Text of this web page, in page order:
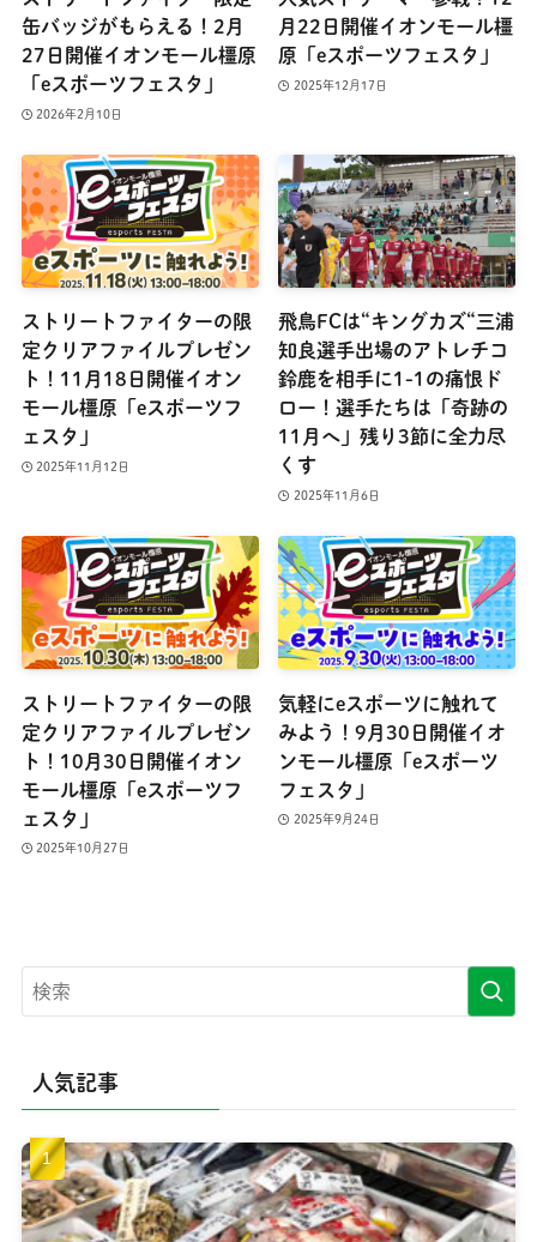
缶バッジがもらえる！2月
27日開催イオンモール橿原
「eスポーツフェスタ」
2026年2月10日
月22日開催イオンモール橿
原「eスポーツフェスタ」
2025年12月17日
ストリートファイターの限
定クリアファイルプレゼン
ト！11月18日開催イオン
モール橿原「eスポーツフ
ェスタ」
2025年11月12日
飛鳥FCは“キングカズ“三浦
知良選手出場のアトレチコ
鈴鹿を相手に1-1の痛恨ド
ロー！選手たちは「奇跡の
11月へ」残り3節に全力尽
くす
2025年11月6日
ストリートファイターの限
定クリアファイルプレゼン
ト！10月30日開催イオン
モール橿原「eスポーツフ
ェスタ」
2025年10月27日
気軽にeスポーツに触れて
みよう！9月30日開催イオ
ンモール橿原「eスポーツ
フェスタ」
2025年9月24日
人気記事